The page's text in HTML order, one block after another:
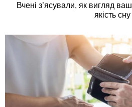
Вчені з’ясували, як вигляд
якість сну